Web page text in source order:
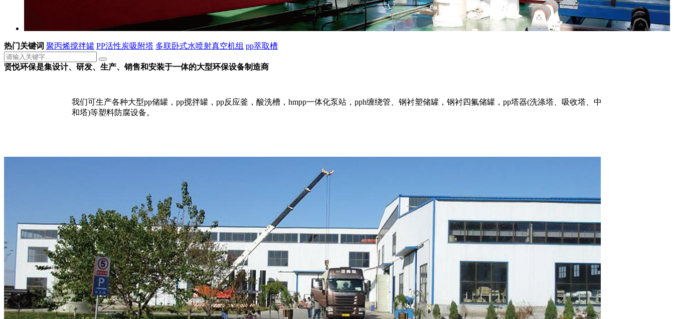
热门关键词 聚丙烯搅拌罐 PP活性炭吸附塔 多联卧式水喷射真空机组 pp萃取槽
贤悦环保是集设计、研发、生产、销售和安装于一体的大型环保设备制造商
我们可生产各种大型pp储罐，pp搅拌罐，pp反应釜，酸洗槽，hmpp一体化泵站，pph缠绕管、钢衬塑储罐，钢衬四氟储罐，pp塔器(洗涤塔、吸收塔、中
和塔)等塑料防腐设备。